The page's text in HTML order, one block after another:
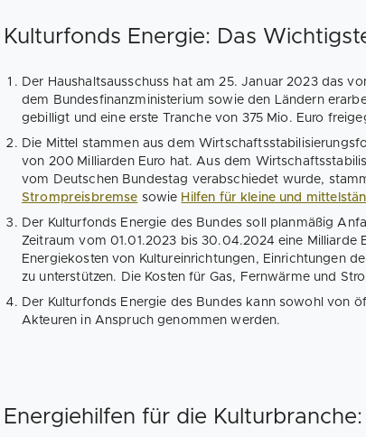
Kulturfonds Energie: Das
Der Haushaltsausschuss hat am 25. Januar 2023 das
dem Bundesfinanzministerium sowie den Ländern
gebilligt und eine erste Tranche von 375 Mio. Euro
Die Mittel stammen aus dem
von 200 Milliarden Euro hat. Aus dem
vom Deutschen Bundestag verabschiedet wurde,
Strompreisbremse sowie Hilfen für kleine und
Der Kulturfonds Energie des Bundes soll planmäßig
Zeitraum vom 01.01.2023 bis 30.04.2024 eine Milliarde
Energiekosten von Kultureinrichtungen, Einrichtungen
zu unterstützen. Die Kosten für Gas, Fernwärme und
Der Kulturfonds Energie des Bundes kann sowohl von
Akteuren in Anspruch genommen werden.
Energiehilfen für die